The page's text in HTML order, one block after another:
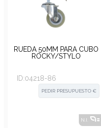
RUEDA 50MM PARA CUBO
ROCKY/STYLO
ID:04218-86
PEDIR PRESUPUESTO €
N.I.